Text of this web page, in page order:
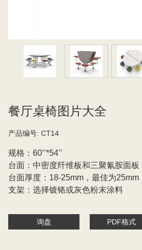
餐厅桌椅图片大全
产品编号: CT14
规格：60’’*54’’
台面：中密度纤维板和三聚氰胺面板
台面厚度：18-25mm，最佳为25mm
支架：选择镀铬或灰色粉末涂料
询盘 PDF格式